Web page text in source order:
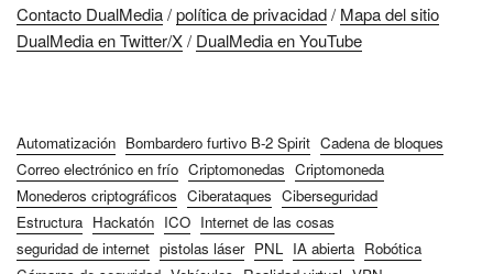
Contacto DualMedia/política de privacidad/ Mapa del sitio
DualMedia en Twitter/X/ DualMedia en YouTube
Automatización Bombardero furtivo B-2 Spirit Cadena de bloques
Correo electrónico en frío Criptomonedas Criptomoneda
Monederos criptográficos Ciberataques Ciberseguridad
Estructura Hackatón ICO Internet de las cosas
seguridad de internet pistolas láser PNL IA abierta Robótica